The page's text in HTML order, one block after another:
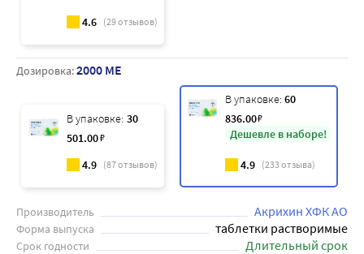
4.6 (29отзывов)
Дозировка:2000 МЕ
В упаковке: 30
501.00₽
4.9 (87отзывов)
В упаковке: 60
836.00₽
Дешевле в наборе!
4.9 (233отзыва)
Производитель Акрихин ХФК АО
Форма выпуска таблетки растворимые
Срок годности Длительный срок